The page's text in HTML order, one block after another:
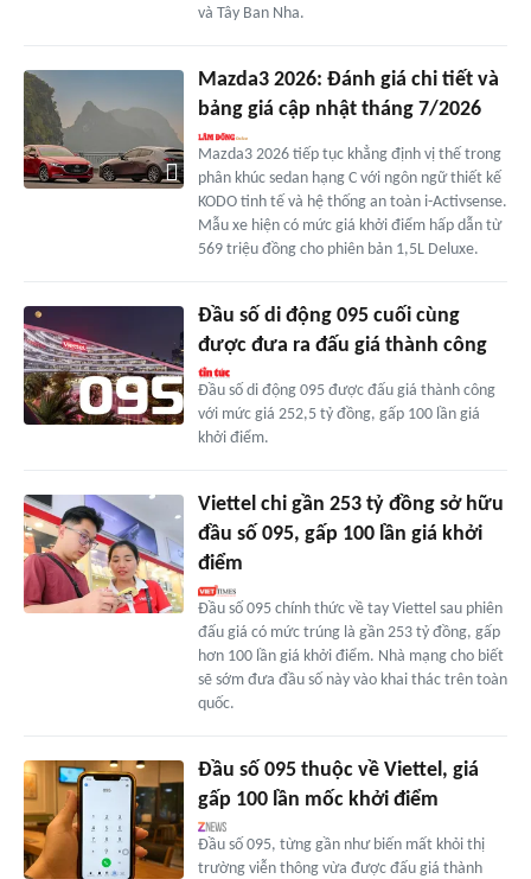
và Tây Ban Nha.
Mazda3 2026: Đánh giá chi tiết và
bảng giá cập nhật tháng 7/2026
Mazda3 2026 tiếp tục khẳng định vị thế trong
phân khúc sedan hạng C với ngôn ngữ thiết kế
KODO tinh tế và hệ thống an toàn i-Activsense.
Mẫu xe hiện có mức giá khởi điểm hấp dẫn từ
569 triệu đồng cho phiên bản 1,5L Deluxe.
Đầu số di động 095 cuối cùng
được đưa ra đấu giá thành công
Đầu số di động 095 được đấu giá thành công
với mức giá 252,5 tỷ đồng, gấp 100 lần giá
khởi điểm.
Viettel chi gần 253 tỷ đồng sở hữu
đầu số 095, gấp 100 lần giá khởi
điểm
Đầu số 095 chính thức về tay Viettel sau phiên
đấu giá có mức trúng là gần 253 tỷ đồng, gấp
hơn 100 lần giá khởi điểm. Nhà mạng cho biết
sẽ sớm đưa đầu số này vào khai thác trên toàn
quốc.
Đầu số 095 thuộc về Viettel, giá
gấp 100 lần mốc khởi điểm
Đầu số 095, từng gần như biến mất khỏi thị
trường viễn thông vừa được đấu giá thành